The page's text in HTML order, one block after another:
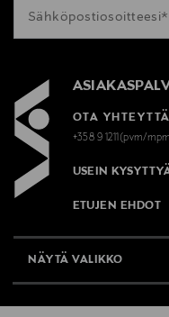
OTA YHTEYTTÄ
+358 9 1211(pvm/
USEIN
ETUJEN EHDOT
NÄYTÄ VALIKKO